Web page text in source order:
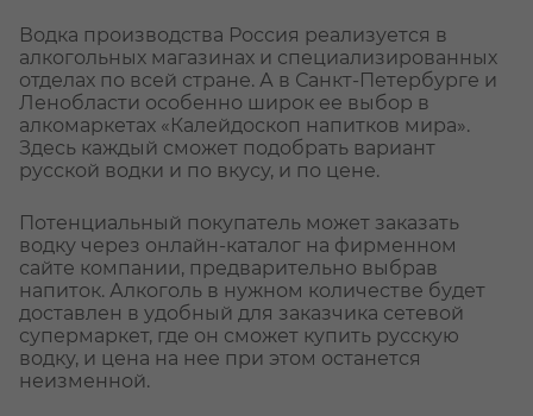
Водка производства Россия реализуется в
алкогольных магазинах и специализированных
отделах по всей стране. А в Санкт-Петербурге и
Ленобласти особенно широк ее выбор в
алкомаркетах «Калейдоскоп напитков мира».
Здесь каждый сможет подобрать вариант
русской водки и по вкусу, и по цене.
Потенциальный покупатель может заказать
водку через онлайн-каталог на фирменном
сайте компании, предварительно выбрав
напиток. Алкоголь в нужном количестве будет
доставлен в удобный для заказчика сетевой
супермаркет, где он сможет купить русскую
водку, и цена на нее при этом останется
неизменной.